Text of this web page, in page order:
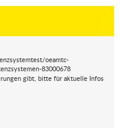
oeamtc-
83000678
gibt, bitte für aktuelle Infos